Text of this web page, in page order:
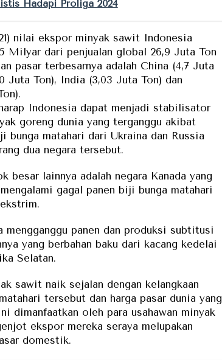
Hadapi Proliga 2024
nilai ekspor minyak sawit Indonesia
Milyar dari penjualan global 26,9 Juta Ton
pasar terbesarnya adalah China (4,7 Juta
Juta Ton), India (3,03 Juta Ton) dan
Indonesia dapat menjadi stabilisator
goreng dunia yang terganggu akibat
bunga matahari dari Ukraina dan Russia
dua negara tersebut.
besar lainnya adalah negara Kanada yang
gagal panen biji bunga matahari
mengganggu panen dan produksi subtitusi
yang berbahan baku dari kacang kedelai
Selatan.
sawit naik sejalan dengan kelangkaan
tersebut dan harga pasar dunia yang
dimanfaatkan oleh para usahawan minyak
ekspor mereka seraya melupakan
domestik.